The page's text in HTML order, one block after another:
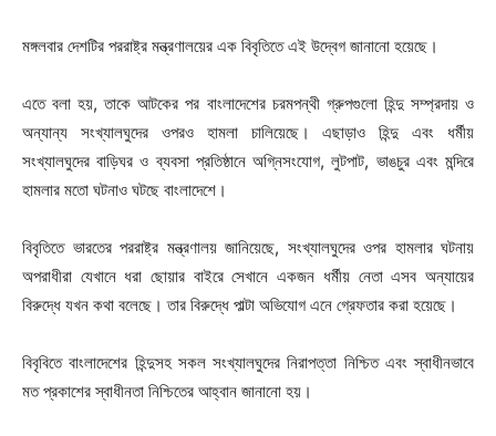
মঙ্গলবার দেশটির পররাষ্ট্র মন্ত্রণালয়ের এক বিবৃতিতে এই উদ্বেগ জানানো হয়েছে।
এতে বলা হয়, তাকে আটকের পর বাংলাদেশের চরমপন্থী গ্রুপগুলো হিন্দু সম্প্রদায় ও
অন্যান্য সংখ্যালঘুদের ওপরও হামলা চালিয়েছে। এছাড়াও হিন্দু এবং ধর্মীয়
সংখ্যালঘুদের বাড়িঘর ও ব্যবসা প্রতিষ্ঠানে অগ্নিসংযোগ, লুটপাট, ভাঙচুর এবং মন্দিরে
হামলার মতো ঘটনাও ঘটছে বাংলাদেশে।
বিবৃতিতে ভারতের পররাষ্ট্র মন্ত্রণালয় জানিয়েছে, সংখ্যালঘুদের ওপর হামলার ঘটনায়
অপরাধীরা যেখানে ধরা ছোয়ার বাইরে সেখানে একজন ধর্মীয় নেতা এসব অন্যায়ের
বিরুদ্ধে যখন কথা বলেছে। তার বিরুদ্ধে পাল্টা অভিযোগ এনে গ্রেফতার করা হয়েছে।
বিবৃবিতে বাংলাদেশের হিন্দুসহ সকল সংখ্যালঘুদের নিরাপত্তা নিশ্চিত এবং স্বাধীনভাবে
মত প্রকাশের স্বাধীনতা নিশ্চিতের আহ্বান জানানো হয়।